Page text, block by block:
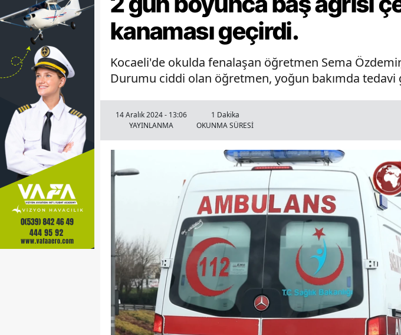
kanaması geçirdi.
Kocaeli'de okulda fenalaşan öğretmen Sema
Durumu ciddi olan öğretmen, yoğun bakımda tedavi
14 Aralık 2024 - 13:06
YAYINLANMA
1 Dakika
OKUNMA SÜRESİ